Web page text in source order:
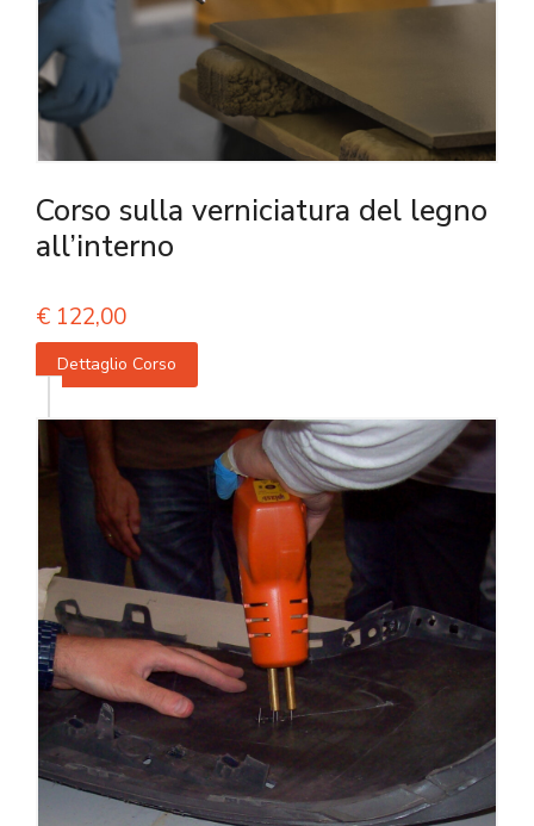
Corso sulla verniciatura del legno
all’interno
€ 122,00
Dettaglio Corso